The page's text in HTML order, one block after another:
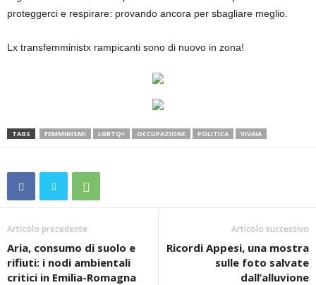
proteggerci e respirare: provando ancora per sbagliare meglio.
Lx transfemministx rampicanti sono di nuovo in zona!
TAGS FEMMINISMI LGBTQ+ OCCUPAZIONE POLITICA VIVAIA
Articolo precedente
Aria, consumo di suolo e
rifiuti: i nodi ambientali
critici in Emilia-Romagna
Articolo successivo
Ricordi Appesi, una mostra
sulle foto salvate
dall’alluvione